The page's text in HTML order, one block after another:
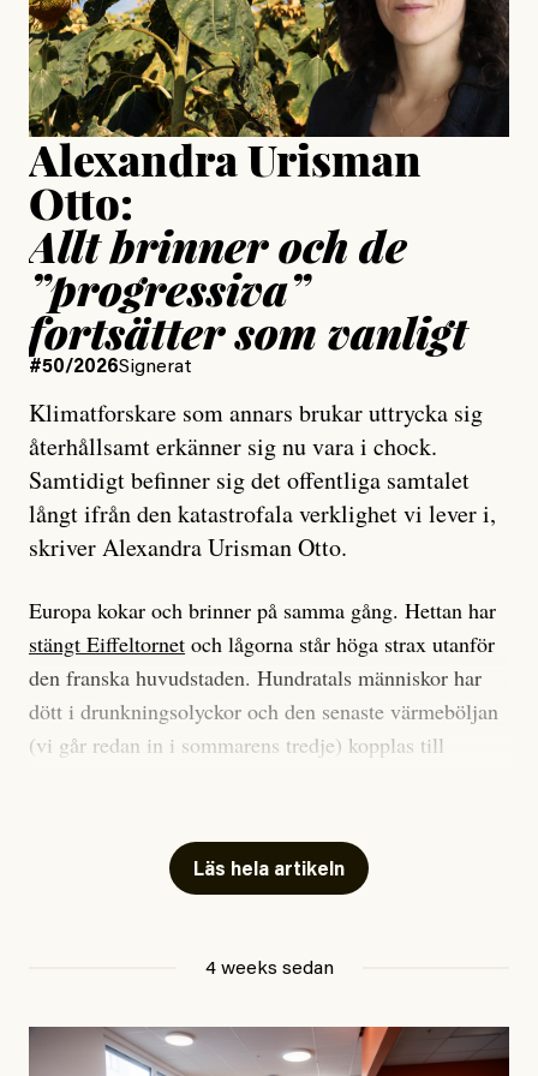
Jesper Lundby
Publicerad15 July, 2026
Uppdaterad15 July, 2026
Alexandra Urisman
Otto:
Allt brinner och de
”progressiva”
fortsätter som vanligt
#50/2026Signerat
Klimatforskare som annars brukar uttrycka sig
återhållsamt erkänner sig nu vara i chock.
Samtidigt befinner sig det offentliga samtalet
långt ifrån den katastrofala verklighet vi lever i,
skriver Alexandra Urisman Otto.
Europa kokar och brinner på samma gång. Hettan har
stängt Eiffeltornet och lågorna står höga strax utanför
den franska huvudstaden. Hundratals människor har
dött i drunkningsolyckor och den senaste värmeböljan
(vi går redan in i sommarens tredje) kopplas till
Har du också panik i hettan? Känns det som en
mardröm? Bra, allt annat vore fullständigt orimligt.
att han brukar vara ganska återhållsam när han
september 2023, när de globala temperaturerna för
Läs hela artikeln
4 weeks sedan